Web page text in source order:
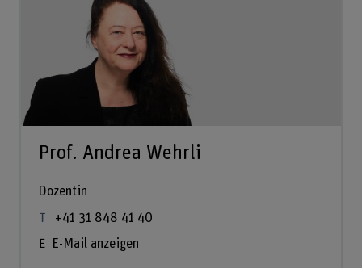
Prof. Andrea Wehrli
Dozentin
+41 31 848 41 40
E-Mail anzeigen